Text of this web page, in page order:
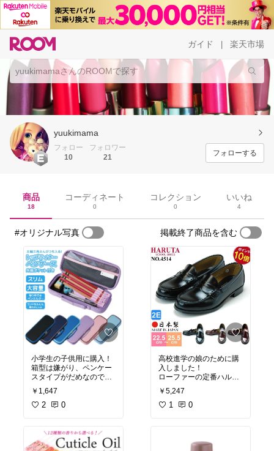
ガイド 楽天市場
yuukimama
フォロー
10
フォロワー
21
フォローする
商品
18
コーディネート
0
コレクション
0
いいね
4
#オリジナル写真 掲載終了商品を含む
小学生の子供用に購入！
箱型は嫌がり、ペンケー
スタイプがだめなので
仕切りもちゃんとあるこ
のタイプに！
シンプルで、中身がごち
#買ってよかった #生活雑
貨 #キッズ#ママ
￥1,647
2 0
高校進学の娘のために購
入しました！
ローファーの定番ハル
タ！
学校推奨のもの一足分の
金額で、二足買えたので
￥5,247
1 0